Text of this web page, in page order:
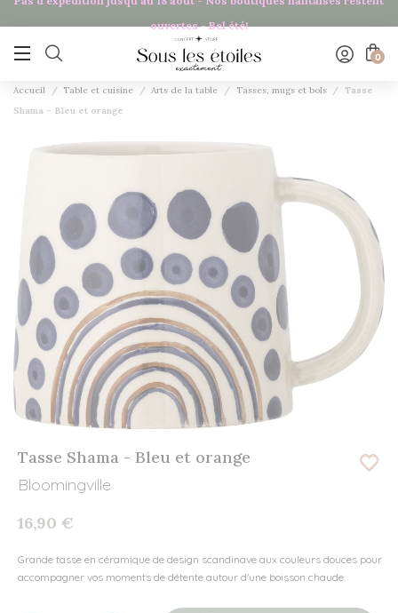
Panneau de gestion des cookies
ouvertes - Bel été!
 0
Accueil Table et cuisine Arts de la table Tasses, mugs et bols
Tasse
Shama - Bleu et orange
Tasse Shama - Bleu et orange
Bloomingville
16,90 €
Grande tasse en céramique de design scandinave aux couleurs douces pour
accompagner vos moments de détente autour d'une boisson chaude.